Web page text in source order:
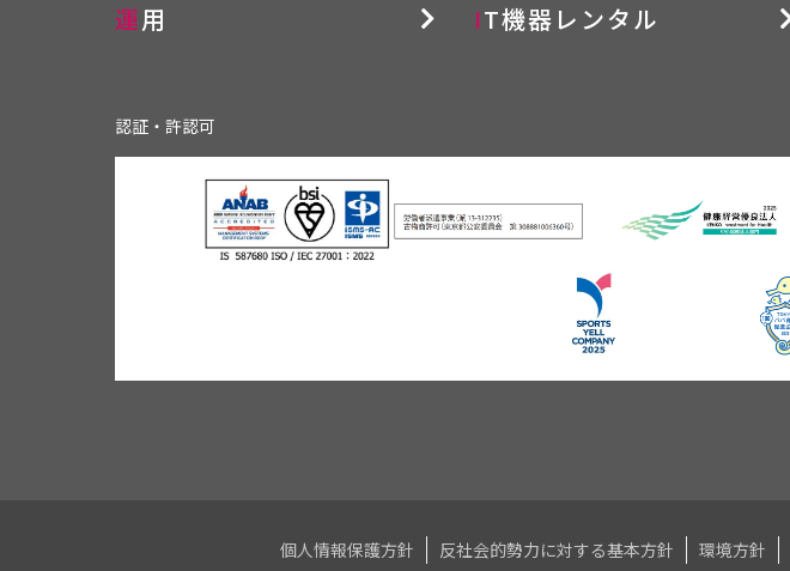
運用 IT機器レンタル
認証・許認可
個人情報保護方針 反社会的勢力に対する基本方針 環境方針